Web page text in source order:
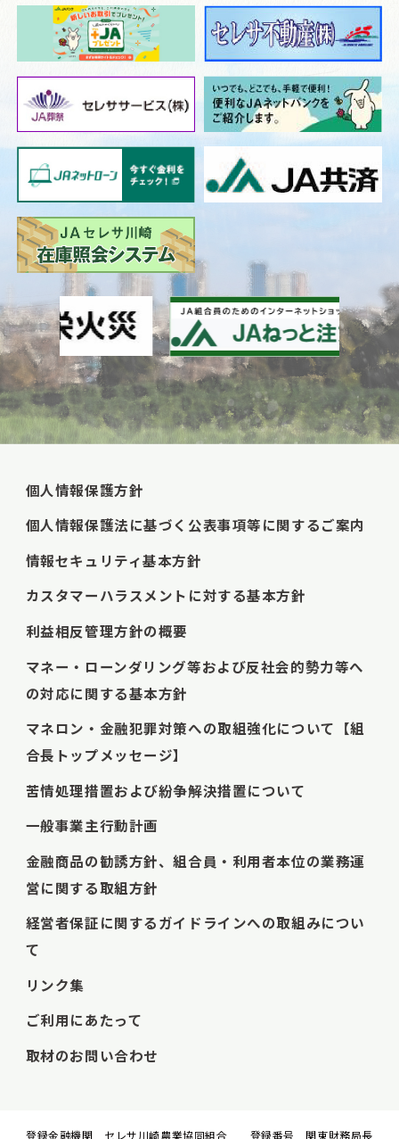
個人情報保護方針
個人情報保護法に基づく公表事項等に関するご案内
情報セキュリティ基本方針
カスタマーハラスメントに対する基本方針
利益相反管理方針の概要
マネー・ローンダリング等および反社会的勢力等へ
の対応に関する基本方針
マネロン・金融犯罪対策への取組強化について【組
合長トップメッセージ】
苦情処理措置および紛争解決措置について
一般事業主行動計画
金融商品の勧誘方針、組合員・利用者本位の業務運
営に関する取組方針
経営者保証に関するガイドラインへの取組みについ
て
リンク集
ご利用にあたって
取材のお問い合わせ
登録金融機関 セレサ川崎農業協同組合 登録番号 関東財務局長